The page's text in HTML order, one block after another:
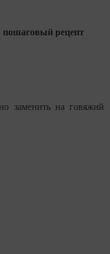
пошаговый рецепт
заменить на говяжий